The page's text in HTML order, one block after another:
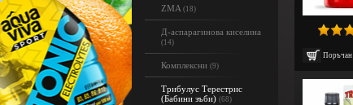
ZMA (18)
Д-аспарагинова киселина
(14)
Комплексни (9)
Трибулус Терестрис
(Бабини зъби) (68)
Поръчан